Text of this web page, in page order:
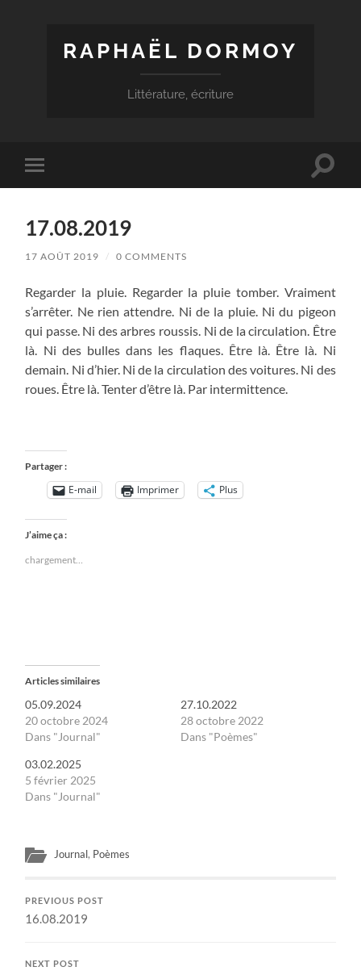
RAPHAËL DORMOY
Littérature, écriture
Toggle
mobile
Toggle
17.08.2019
17 AOÛT 2019 / 0 COMMENTS
Regarder la pluie. Regarder la pluie tomber. Vraiment
s’arrêter. Ne rien attendre. Ni de la pluie. Ni du pigeon
qui passe. Ni des arbres roussis. Ni de la circulation. Être
là. Ni des bulles dans les flaques. Être là. Être là. Ni
demain. Ni d’hier. Ni de la circulation des voitures. Ni des
roues. Être là. Tenter d’être là. Par intermittence.
Partager :
E-mail Imprimer Plus
J’aime ça :
chargement…
Articles similaires
05.09.2024
20 octobre 2024
Dans "Journal"
27.10.2022
28 octobre 2022
Dans "Poèmes"
03.02.2025
5 février 2025
Dans "Journal"
Journal, Poèmes
PREVIOUS POST
16.08.2019
NEXT POST